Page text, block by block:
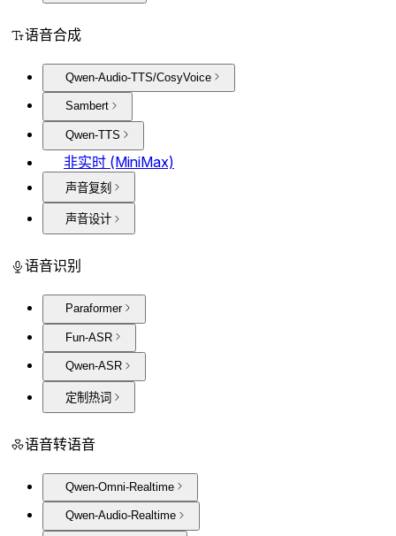
语音合成
Qwen-Audio-TTS/CosyVoice
Sambert
Qwen-TTS
非实时 (MiniMax)
声音复刻
声音设计
语音识别
Paraformer
Fun-ASR
Qwen-ASR
定制热词
语音转语音
Qwen-Omni-Realtime
Qwen-Audio-Realtime